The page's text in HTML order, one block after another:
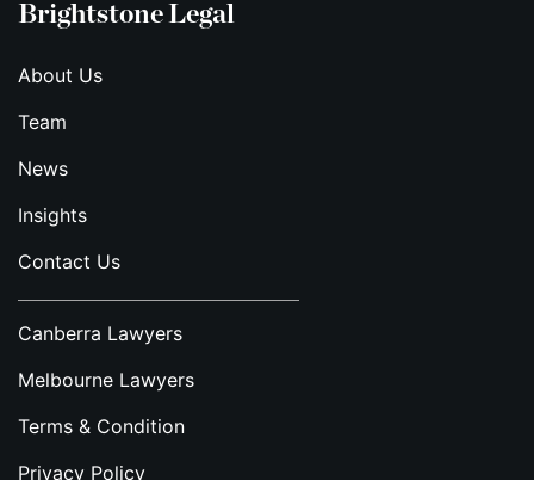
Brightstone Legal
About Us
Team
News
Insights
Contact Us
Canberra Lawyers
Melbourne Lawyers
Terms & Condition
Privacy Policy